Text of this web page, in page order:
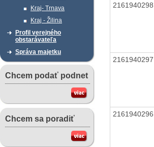
Kraj- Trnava
Kraj - Žilina
Profil verejného
obstarávateľa
Správa majetku
Chcem podať podnet
Chcem sa poradiť
2161940298
2161940297
2161940296